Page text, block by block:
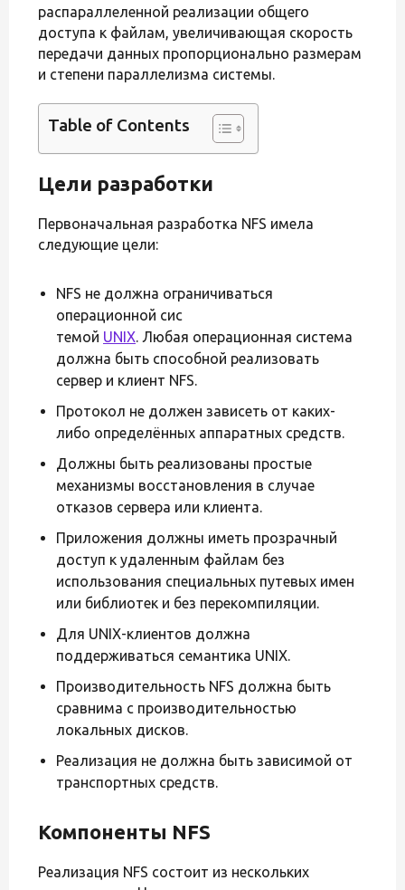
распараллеленной реализации общего
доступа к файлам, увеличивающая скорость
передачи данных пропорционально размерам
и степени параллелизма системы.
Table of Contents
Цели разработки
Первоначальная разработка NFS имела
следующие цели:
NFS не должна ограничиваться
операционной сис
темой UNIX. Любая операционная система
должна быть способной реализовать
сервер и клиент NFS.
Протокол не должен зависеть от каких-
либо определённых аппаратных средств.
Должны быть реализованы простые
механизмы восстановления в случае
отказов сервера или клиента.
Приложения должны иметь прозрачный
доступ к удаленным файлам без
использования специальных путевых имен
или библиотек и без перекомпиляции.
Для UNIX-клиентов должна
поддерживаться семантика UNIX.
Производительность NFS должна быть
сравнима с производительностью
локальных дисков.
Реализация не должна быть зависимой от
транспортных средств.
Компоненты NFS
Реализация NFS состоит из нескольких